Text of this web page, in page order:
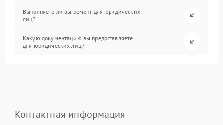
Выполняете ли вы ремонт для юридических
лиц?
Какую документацию вы предоставляете
для юридических лиц?
Контактная информация